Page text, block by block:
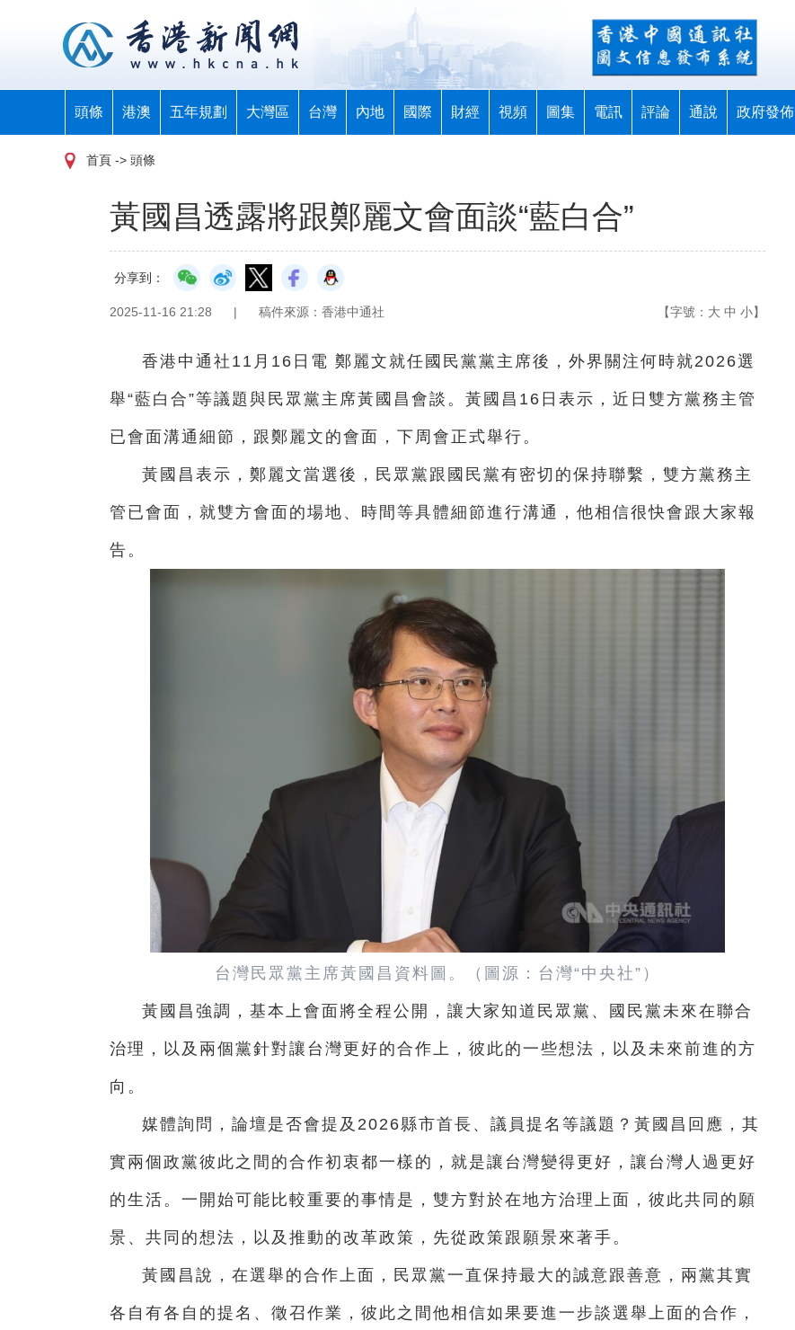
頭條 港澳 五年規劃 大灣區 台灣 內地 國際 財經 視頻 圖集 電訊 評論 通說 政府發佈
首頁 -> 頭條
黃國昌透露將跟鄭麗文會面談“藍白合”
分享到：
2025-11-16 21:28 | 稿件來源：香港中通社 【字號： 大 中 小】
香港中通社11月16日電 鄭麗文就任國民黨黨主席後，外界關注何時就2026選
舉“藍白合”等議題與民眾黨主席黃國昌會談。黃國昌16日表示，近日雙方黨務主管
已會面溝通細節，跟鄭麗文的會面，下周會正式舉行。
黃國昌表示，鄭麗文當選後，民眾黨跟國民黨有密切的保持聯繫，雙方黨務主
管已會面，就雙方會面的場地、時間等具體細節進行溝通，他相信很快會跟大家報
告。
台灣民眾黨主席黃國昌資料圖。（圖源：台灣“中央社”）
黃國昌強調，基本上會面將全程公開，讓大家知道民眾黨、國民黨未來在聯合
治理，以及兩個黨針對讓台灣更好的合作上，彼此的一些想法，以及未來前進的方
向。
媒體詢問，論壇是否會提及2026縣市首長、議員提名等議題？黃國昌回應，其
實兩個政黨彼此之間的合作初衷都一樣的，就是讓台灣變得更好，讓台灣人過更好
的生活。一開始可能比較重要的事情是，雙方對於在地方治理上面，彼此共同的願
景、共同的想法，以及推動的改革政策，先從政策跟願景來著手。
黃國昌說，在選舉的合作上面，民眾黨一直保持最大的誠意跟善意，兩黨其實
各自有各自的提名、徵召作業，彼此之間他相信如果要進一步談選舉上面的合作，